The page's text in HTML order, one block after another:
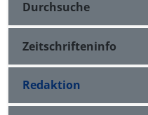
Durchsuche
Zeitschrifteninfo
Redaktion